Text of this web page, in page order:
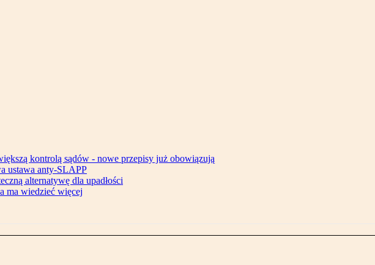
kontrolą sądów - nowe przepisy już obowiązują
ustawa anty-SLAPP
alternatywę dla upadłości
ma wiedzieć więcej